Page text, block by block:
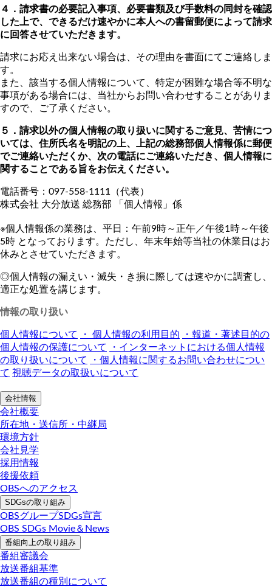
４．請求書の必要記入事項、必要書類及び手数料の同封を確認
した上で、できるだけ速やかに本人への書留郵便によって請求
に回答させていただきます。
請求にお応え出来ない場合は、その理由を書面にてご連絡しま
す。
また、該当する個人情報について、特定が困難な場合等不明な
事項がある場合には、当社からお問い合わせすることがありま
すので、ご了承ください。
５．請求以外の個人情報の取り扱いに関するご意見、苦情につ
いては、住所氏名を明記の上、上記の総務部個人情報係に郵便
でご連絡いただくか、次の電話にご連絡いただき、個人情報に
関することである旨をお伝えください。
電話番号：097-558-1111（代表）
株式会社 大分放送 総務部 「個人情報」係
※個人情報係の業務は、平日：午前9時～正午／午後1時～午後
5時 となっております。ただし、年末年始等当社の休業日はお
休みとさせていただきます。
◎個人情報の漏えい・滅失・き損に際しては速やかに調査し、
適正な処置を講じます。
情報の取り扱い
個人情報について ・ 個人情報の利用目的
・報道・著述目的の
個人情報の保護について
・インターネットにおける個人情報
の取り扱いについて
・個人情報に関するお問い合わせについ
て 視聴データの取扱いについて
会社情報
会社概要
所在地・送信所・中継局
環境方針
会社見学
採用情報
後援依頼
OBSへのアクセス
SDGsの取り組み
OBSグループSDGs宣言
OBS SDGs Movie＆News
番組向上の取り組み
番組審議会
放送番組基準
放送番組の種別について